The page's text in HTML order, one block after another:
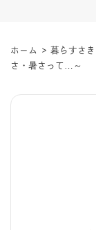
ホーム > 暮らすさ
さ・暑さって…～